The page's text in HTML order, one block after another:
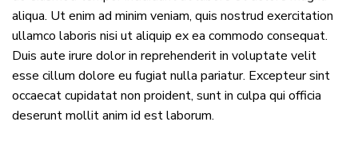
aliqua. Ut enim ad minim veniam, quis nostrud exercitation
ullamco laboris nisi ut aliquip ex ea commodo consequat.
Duis aute irure dolor in reprehenderit in voluptate velit
esse cillum dolore eu fugiat nulla pariatur. Excepteur sint
occaecat cupidatat non proident, sunt in culpa qui officia
deserunt mollit anim id est laborum.